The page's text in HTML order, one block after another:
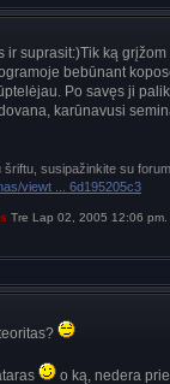
ir suprasit:)Tik ką
bebūnant
Po savęs ji
karūnavusi
susipažinkite su
viewt ... 6d195205c3
Tre Lap 02, 2005 12:06
o ką, nedera